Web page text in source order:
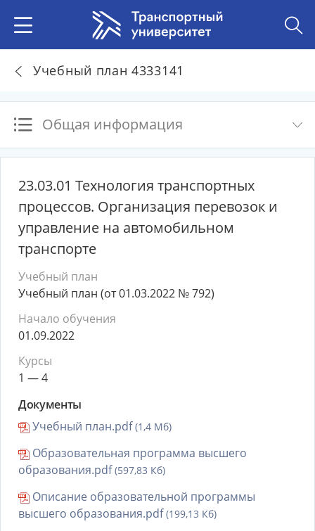
Учебный план 4333141
Общая информация
23.03.01 Технология транспортных
процессов. Организация перевозок и
управление на автомобильном
транспорте
Учебный план
Учебный план (от 01.03.2022 № 792)
Начало обучения
01.09.2022
Курсы
1 — 4
Документы
Учебный план.pdf(1,4 Мб)
Образовательная программа высшего
образования.pdf(597,83 Кб)
Описание образовательной программы
высшего образования.pdf(199,13 Кб)